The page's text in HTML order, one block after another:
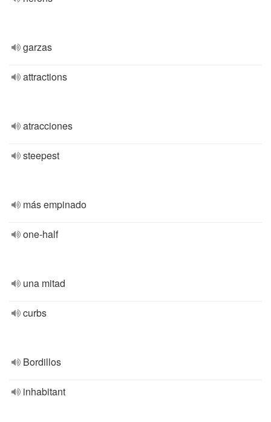
garzas
attractions
atracciones
steepest
más empinado
one-half
una mitad
curbs
Bordillos
inhabitant